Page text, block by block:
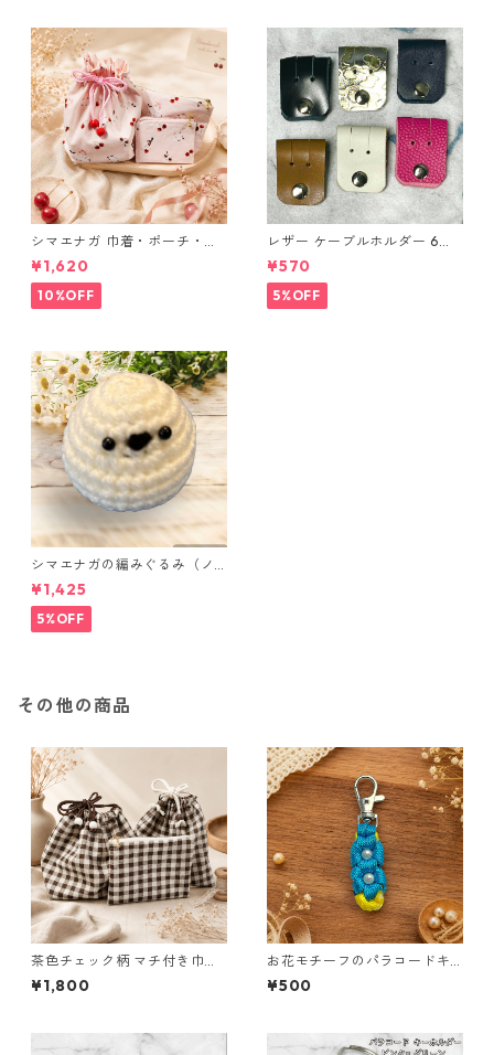
シマエナガ 巾着・ポーチ・ミ
ニポーチ(カード収納にも) ３
点セット さくらんぼ柄×淡いピ
ンク
¥1,620
10%OFF
レザー ケーブルホルダー 6個
セット
¥570
5%OFF
シマエナガの編みぐるみ（ノ
ーマル）
¥1,425
5%OFF
その他の商品
茶色チェック柄 マチ付き巾
着・巾着・ミニポーチ 3点セッ
ト O66 巾着袋 布小物 ハンド
¥1,800
お花モチーフのパラコードキ
ーホルダー ブルー×イエロー
ハンドメイド 国産 本革 ヌメ革
¥500